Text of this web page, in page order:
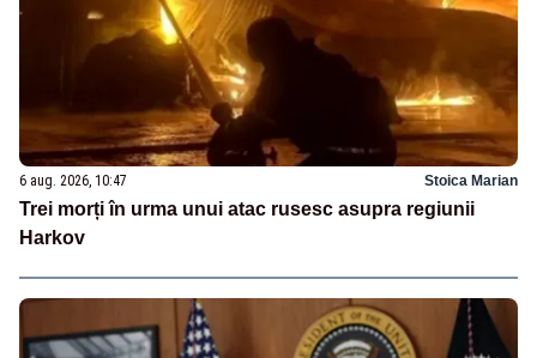
6 aug. 2026, 10:47 Stoica Marian
Trei morți în urma unui atac rusesc asupra regiunii
Harkov